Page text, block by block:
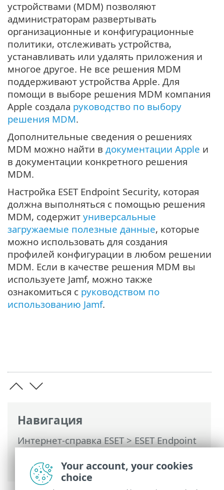
Навигация
Интернет-справка ESET>ESET Endpoint
точкам под удаленным управлением
устройствами (MDM) позволяют
администраторам развертывать
организационные и конфигурационные
политики, отслеживать устройства,
устанавливать или удалять приложения и
многое другое. Не все решения MDM
поддерживают устройства Apple. Для
помощи в выборе решения MDM компания
Apple создала руководство по выбору
решения MDM.
Дополнительные сведения о решениях
MDM можно найти в документации Apple и
в документации конкретного решения
MDM.
Настройка ESET Endpoint Security, которая
должна выполняться с помощью решения
MDM, содержит универсальные
загружаемые полезные данные, которые
можно использовать для создания
профилей конфигурации в любом решении
MDM. Если в качестве решения MDM вы
используете Jamf, можно также
ознакомиться с руководством по
использованию Jamf.
Your account, your cookies
choice